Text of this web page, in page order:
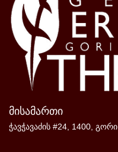
მისამართი
ჭავჭავაძის #24, 1400, გორი